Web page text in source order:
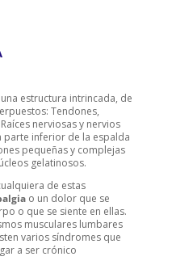
estructura intrincada, de
Tendones,
nerviosas y nervios
parte inferior de la espalda
pequeñas y complejas
gelatinosos.
de estas
o un dolor que se
o que se siente en ellas.
musculares lumbares
varios síndromes que
a ser crónico